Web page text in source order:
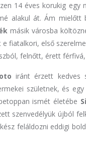
14 éves korukig
alakul át. Ám
másik városba
fiatalkori, első
felnőtt, érett
iránt érzett kedves
születnek, és
ismét életébe
szenvedélyük újból
feláldozni eddigi